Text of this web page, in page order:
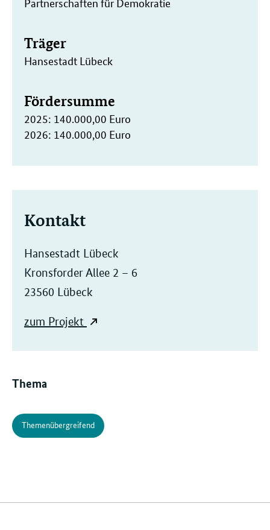
Träger
Hansestadt Lübeck
Fördersumme
2025: 140.000,00 Euro
2026: 140.000,00 Euro
Kontakt
Hansestadt Lübeck
Kronsforder Allee 2 – 6
23560 Lübeck
zum Projekt
Thema
Themenübergreifend